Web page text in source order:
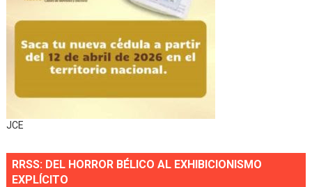
JCE
RRSS: DEL HORROR BÉLICO AL EXHIBICIONISMO
EXPLÍCITO